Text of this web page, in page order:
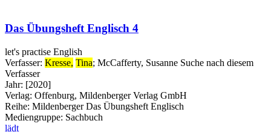
Das Übungsheft Englisch 4
let's practise English
Verfasser: Kresse, Tina; McCafferty, Susanne Suche nach diesem
Verfasser
Jahr: [2020]
Verlag: Offenburg, Mildenberger Verlag GmbH
Reihe: Mildenberger Das Übungsheft Englisch
Mediengruppe: Sachbuch
lädt